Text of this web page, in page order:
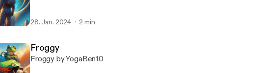
28. Jan. 2024 2 min
Froggy
Froggy by YogaBen10